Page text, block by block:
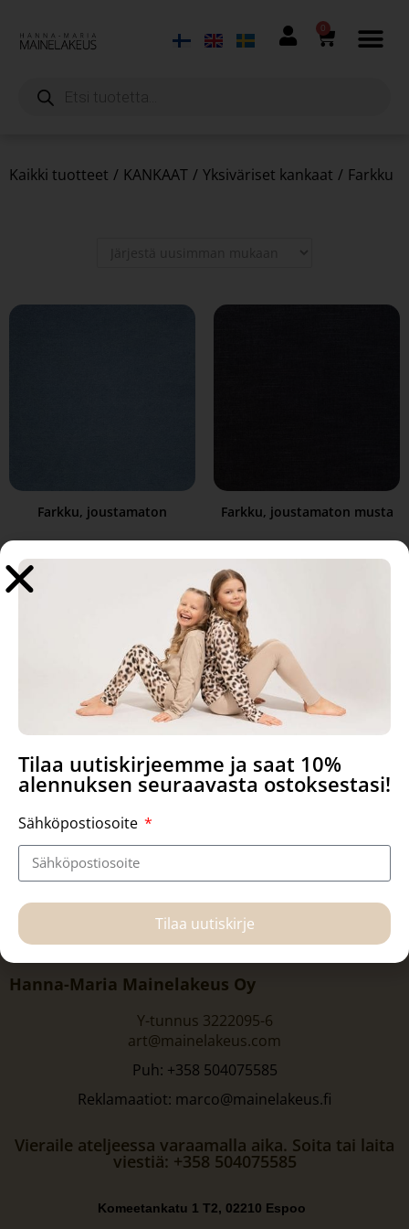
0
Kaikki tuotteet / KANKAAT / Yksiväriset kankaat / Farkku
Farkku, joustamaton Farkku, joustamaton musta
Hanna-Maria Mainelakeus Oy
Y-tunnus 3222095-6
art@mainelakeus.com
Puh: +358 504075585
Reklamaatiot: marco@mainelakeus.fi
Vieraile ateljeessa varaamalla aika. Soita tai laita
viestiä: +358 504075585
Komeetankatu 1 T2, 02210 Espoo
Tilaa uutiskirjeemme ja saat 10%
alennuksen seuraavasta ostoksestasi!
Sähköpostiosoite
Tilaa uutiskirje